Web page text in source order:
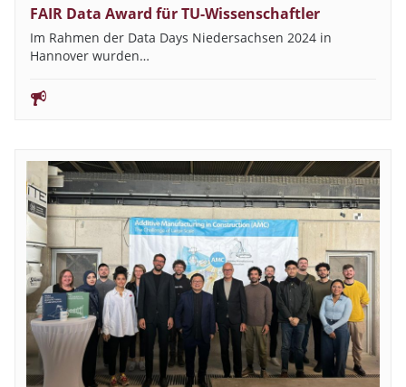
FAIR Data Award für TU-Wissenschaftler
Im Rahmen der Data Days Niedersachsen 2024 in
Hannover wurden…